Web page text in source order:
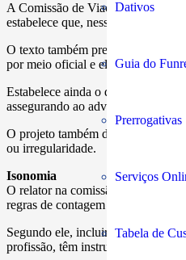
Dativos
Guia do
Prerrogativas
Serviços
Tabela de
A Comissão de Viação e
estabelece que, nesses
O texto também prevê que, nos
por meio oficial e
Estabelece ainda o direito de
assegurando ao advogado o
O projeto também determina
ou irregularidade.
Isonomia
O relator na comissão, deputado
regras de contagem de prazo
Segundo ele, incluir no CTB rito
profissão, têm instrumentos e